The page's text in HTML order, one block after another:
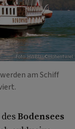
Foto: HWBlau©Hohentwiel
am Schiff
Bodensees